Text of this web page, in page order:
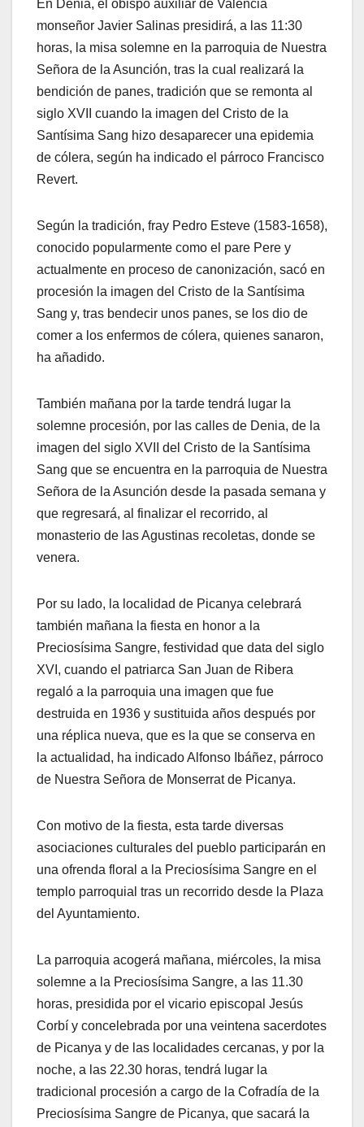
En Denia, el obispo auxiliar de Valencia
monseñor Javier Salinas presidirá, a las 11:30
horas, la misa solemne en la parroquia de Nuestra
Señora de la Asunción, tras la cual realizará la
bendición de panes, tradición que se remonta al
siglo XVII cuando la imagen del Cristo de la
Santísima Sang hizo desaparecer una epidemia
de cólera, según ha indicado el párroco Francisco
Revert.
Según la tradición, fray Pedro Esteve (1583-1658),
conocido popularmente como el pare Pere y
actualmente en proceso de canonización, sacó en
procesión la imagen del Cristo de la Santísima
Sang y, tras bendecir unos panes, se los dio de
comer a los enfermos de cólera, quienes sanaron,
ha añadido.
También mañana por la tarde tendrá lugar la
solemne procesión, por las calles de Denia, de la
imagen del siglo XVII del Cristo de la Santísima
Sang que se encuentra en la parroquia de Nuestra
Señora de la Asunción desde la pasada semana y
que regresará, al finalizar el recorrido, al
monasterio de las Agustinas recoletas, donde se
venera.
Por su lado, la localidad de Picanya celebrará
también mañana la fiesta en honor a la
Preciosísima Sangre, festividad que data del siglo
XVI, cuando el patriarca San Juan de Ribera
regaló a la parroquia una imagen que fue
destruida en 1936 y sustituida años después por
una réplica nueva, que es la que se conserva en
la actualidad, ha indicado Alfonso Ibáñez, párroco
de Nuestra Señora de Monserrat de Picanya.
Con motivo de la fiesta, esta tarde diversas
asociaciones culturales del pueblo participarán en
una ofrenda floral a la Preciosísima Sangre en el
templo parroquial tras un recorrido desde la Plaza
del Ayuntamiento.
La parroquia acogerá mañana, miércoles, la misa
solemne a la Preciosísima Sangre, a las 11.30
horas, presidida por el vicario episcopal Jesús
Corbí y concelebrada por una veintena sacerdotes
de Picanya y de las localidades cercanas, y por la
noche, a las 22.30 horas, tendrá lugar la
tradicional procesión a cargo de la Cofradía de la
Preciosísima Sangre de Picanya, que sacará la